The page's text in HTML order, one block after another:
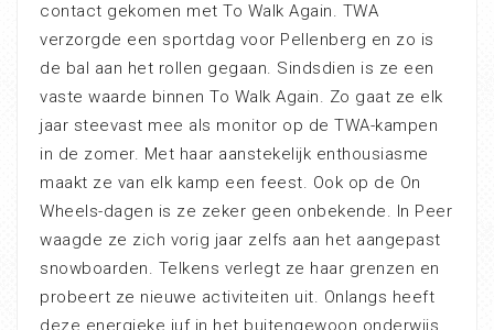
contact gekomen met To Walk Again. TWA
verzorgde een sportdag voor Pellenberg en zo is
de bal aan het rollen gegaan. Sindsdien is ze een
vaste waarde binnen To Walk Again. Zo gaat ze elk
jaar steevast mee als monitor op de TWA-kampen
in de zomer. Met haar aanstekelijk enthousiasme
maakt ze van elk kamp een feest. Ook op de On
Wheels-dagen is ze zeker geen onbekende. In Peer
waagde ze zich vorig jaar zelfs aan het aangepast
snowboarden. Telkens verlegt ze haar grenzen en
probeert ze nieuwe activiteiten uit. Onlangs heeft
deze energieke juf in het buitengewoon onderwijs